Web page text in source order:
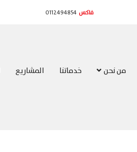
فاكس 0112494854
من نحن خدماتنا المشاريع